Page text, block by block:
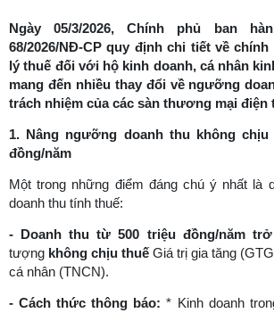
Ngày 05/3/2026, Chính phủ ban
68/2026/NĐ-CP quy định chi tiết về
lý thuế đối với hộ kinh doanh, cá nhân
mang đến nhiều thay đổi về ngưỡng
trách nhiệm của các sàn thương mại điện
1. Nâng ngưỡng doanh thu không chịu
đồng/năm
Một trong những điểm đáng chú ý nhất là
doanh thu tính thuế:
- Doanh thu từ 500 triệu đồng/năm
tượng không chịu thuế Giá trị gia tăng
cá nhân (TNCN).
-Cách thức thông báo: * Kinh doanh